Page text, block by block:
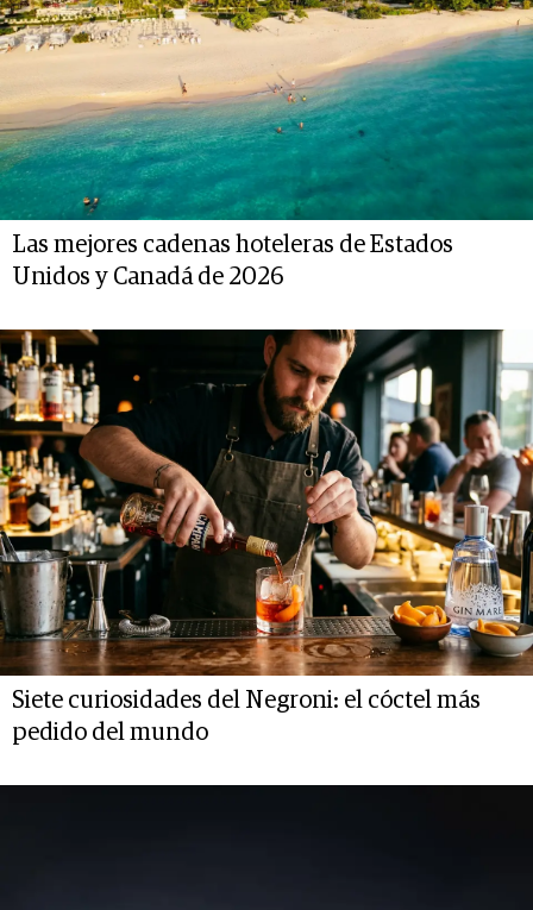
Las mejores cadenas hoteleras de Estados
Unidos y Canadá de 2026
Siete curiosidades del Negroni: el cóctel más
pedido del mundo